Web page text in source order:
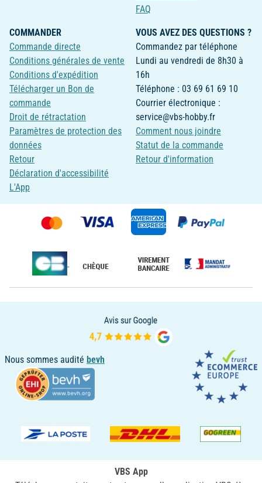
FAQ
COMMANDER
Commande directe
Conditions générales de vente
Conditions d'expédition
Télécharger un Bon de
commande
Droit de rétractation
Paramètres de protection des
données
Retour
Déclaration d'accessibilité
L'App
VOUS AVEZ DES QUESTIONS ?
Commandez par téléphone
Lundi au vendredi de 8h30 à
16h
Téléphone : 03 69 61 69 10
Courrier électronique :
service@vbs-hobby.fr
Comment nous joindre
Statut de la commande
Retour d'information
Nous sommes audité bevh
VBS App